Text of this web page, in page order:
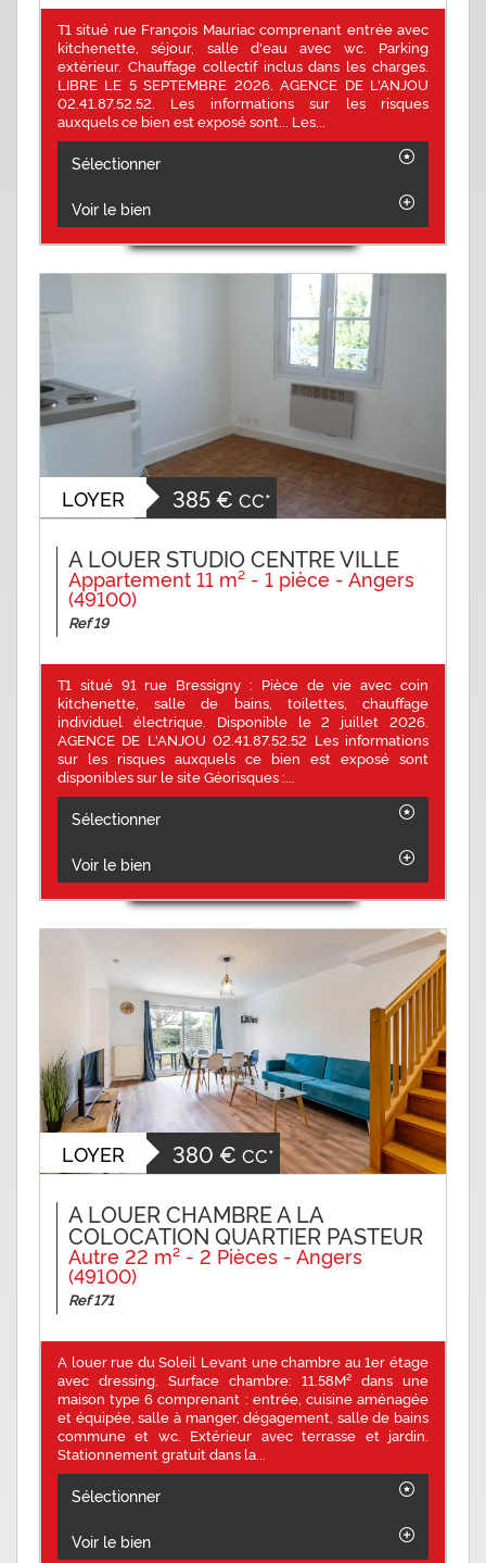
T1 situé rue François Mauriac comprenant entrée avec
kitchenette, séjour, salle d'eau avec wc. Parking
extérieur. Chauffage collectif inclus dans les charges.
LIBRE LE 5 SEPTEMBRE 2026. AGENCE DE L'ANJOU
02.41.87.52.52. Les informations sur les risques
auxquels ce bien est exposé sont... Les...
Sélectionner
Voir le bien
LOYER 385 € CC*
A LOUER STUDIO CENTRE VILLE
Appartement 11 m² - 1 pièce - Angers
(49100)
Ref 19
T1 situé 91 rue Bressigny : Pièce de vie avec coin
kitchenette, salle de bains, toilettes, chauffage
individuel électrique. Disponible le 2 juillet 2026.
AGENCE DE L'ANJOU 02.41.87.52.52 Les informations
sur les risques auxquels ce bien est exposé sont
disponibles sur le site Géorisques :...
Sélectionner
Voir le bien
LOYER 380 € CC*
A LOUER CHAMBRE A LA
COLOCATION QUARTIER PASTEUR
Autre 22 m² - 2 Pièces - Angers
(49100)
Ref 171
A louer rue du Soleil Levant une chambre au 1er étage
avec dressing. Surface chambre: 11.58M² dans une
maison type 6 comprenant : entrée, cuisine aménagée
et équipée, salle à manger, dégagement, salle de bains
commune et wc. Extérieur avec terrasse et jardin.
Stationnement gratuit dans la...
Sélectionner
Voir le bien